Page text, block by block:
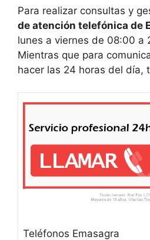
Para realizar consultas y
de atención telefónica de
lunes a viernes de 08:00 a
Mientras que para
hacer las 24 horas del día,
Teléfonos Emasagra